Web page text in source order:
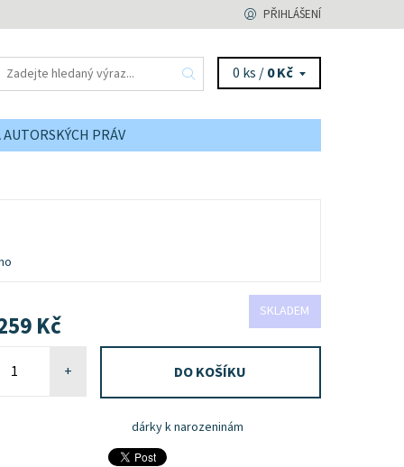
PŘIHLÁŠENÍ
0 ks /0 Kč
PRÁV
SKLADEM
Kč
+
dárky k narozeninám